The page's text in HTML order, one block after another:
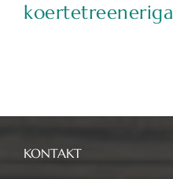
koertetreeneriga
KONTAKT